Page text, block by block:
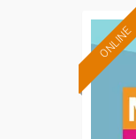
ONLINE